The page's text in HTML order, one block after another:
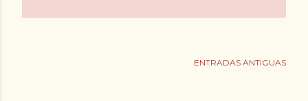
ENTRADAS ANTIGUAS